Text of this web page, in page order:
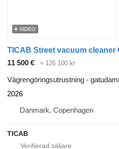
VIDEO
TICAB Street vacuum cleaner
11 500 €
≈ 126 100 kr
Vägrengöringsutrustning -
2026
Danmark, Copenhagen
TICAB